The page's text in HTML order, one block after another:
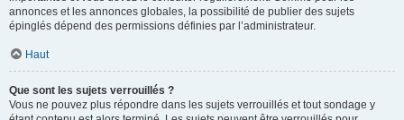
annonces et les annonces globales, la possibilité de publier des sujets
épinglés dépend des permissions définies par l’administrateur.
Haut
Que sont les sujets verrouillés ?
Vous ne pouvez plus répondre dans les sujets verrouillés et tout sondage y